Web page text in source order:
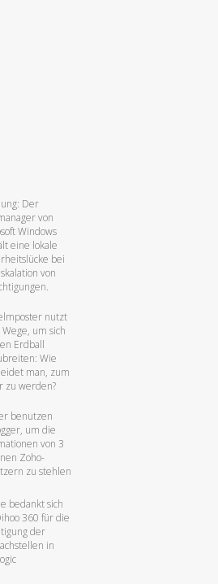
Der
von
Windows
eine lokale
bei
von
nutzt
um sich
Erdball
Wie
man, zum
zu werden?
benutzen
um die
von 3
Zoho-
zu stehlen
bedankt sich
360 für die
der
in